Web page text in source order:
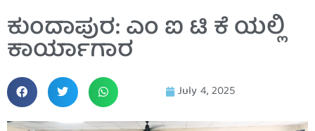
ಕುಂದಾಪುರ: ಎಂ ಐ ಟಿ ಕೆ ಯಲ್ಲಿ
ಕಾರ್ಯಾಗಾರ
July 4, 2025